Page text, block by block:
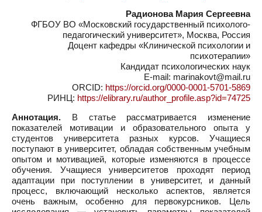
Радионова Мария Сергеевна
ФГБОУ ВО «Московский государственный психолого-
педагогический университет», Москва, Россия
Доцент кафедры «Клинической психологии и
психотерапии»
Кандидат психологических наук
E-mail: marinakovt@mail.ru
ORCID: https://orcid.org/0000-0001-5701-5869
РИНЦ: https://elibrary.ru/author_profile.asp?id=74725
Аннотация. В статье рассматривается изменение
показателей мотивации и образовательного опыта у
студентов университета разных курсов. Учащиеся
поступают в университет, обладая собственным учебным
опытом и мотивацией, которые изменяются в процессе
обучения. Учащиеся университетов проходят период
адаптации при поступлении в университет, и данный
процесс, включающий несколько аспектов, является
очень важным, особенно для первокурсников. Цель